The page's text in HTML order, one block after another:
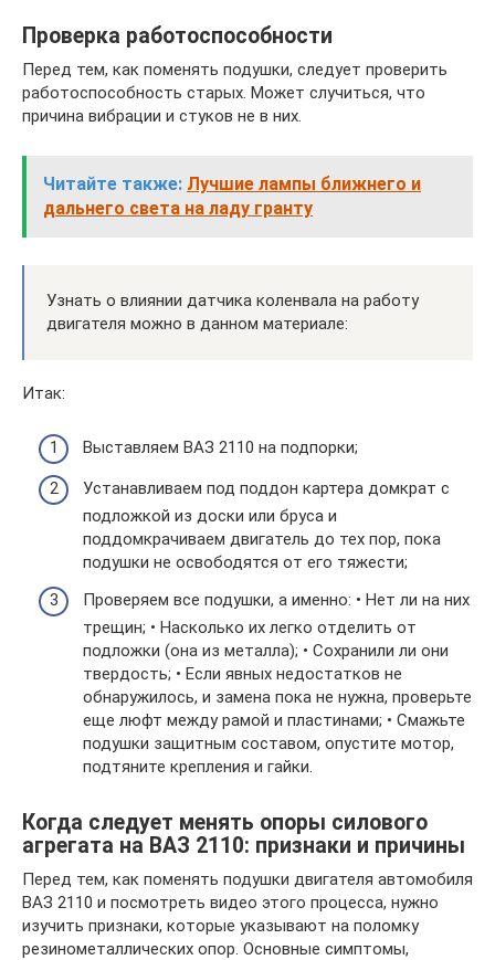
Проверка работоспособности
Перед тем, как поменять подушки, следует проверить
работоспособность старых. Может случиться, что
причина вибрации и стуков не в них.
Читайте также: Лучшие лампы ближнего и
дальнего света на ладу гранту
Узнать о влиянии датчика коленвала на работу
двигателя можно в данном материале:
Итак:
Выставляем ВАЗ 2110 на подпорки;
Устанавливаем под поддон картера домкрат с
подложкой из доски или бруса и
поддомкрачиваем двигатель до тех пор, пока
подушки не освободятся от его тяжести;
Проверяем все подушки, а именно: • Нет ли на них
трещин; • Насколько их легко отделить от
подложки (она из металла); • Сохранили ли они
твердость; • Если явных недостатков не
обнаружилось, и замена пока не нужна, проверьте
еще люфт между рамой и пластинами; • Смажьте
подушки защитным составом, опустите мотор,
подтяните крепления и гайки.
Когда следует менять опоры силового
агрегата на ВАЗ 2110: признаки и причины
Перед тем, как поменять подушки двигателя автомобиля
ВАЗ 2110 и посмотреть видео этого процесса, нужно
изучить признаки, которые указывают на поломку
резинометаллических опор. Основные симптомы,